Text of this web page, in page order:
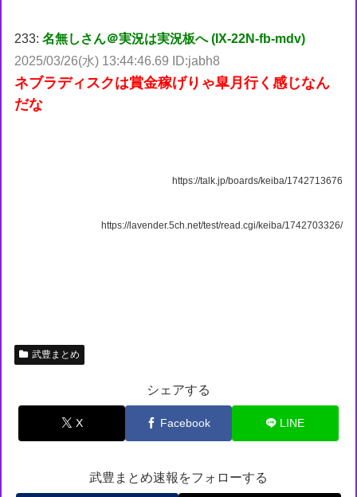
233:名無しさん＠実況は実況板へ (IX-22N-fb-mdv)
2025/03/26(水) 13:44:46.69 ID:jabh8
ネブラディスクは賞金稼げりゃ皐月行く感じなん
だな
https://talk.jp/boards/keiba/1742713676
https://lavender.5ch.net/test/read.cgi/keiba/1742703326/
武豊まとめ
シェアする
X Facebook LINE
武豊まとめ速報をフォローする